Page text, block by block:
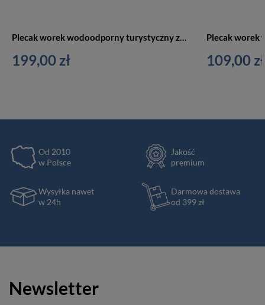
Plecak worek wodoodporny turystyczny zielony - Amphibious Tube 60L
199,00 zł 109,00 zł
Od 2010
w Polsce
Jakość
premium
Wysyłka nawet
w 24h
Darmowa dostawa
od 399 zł
Newsletter